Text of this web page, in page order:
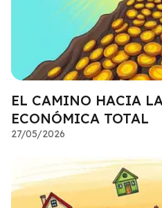
EL CAMINO HACIA
ECONÓMICA TOTAL
27/05/2026